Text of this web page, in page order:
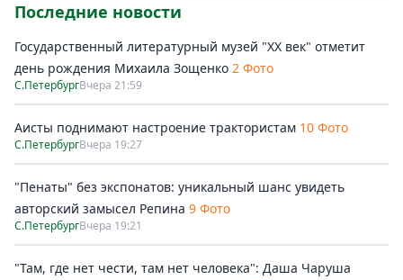
Последние новости
Государственный литературный музей "ХХ век" отметит
день рождения Михаила Зощенко 2 Фото
С.ПетербургВчера 21:59
Аисты поднимают настроение трактористам 10 Фото
С.ПетербургВчера 19:27
"Пенаты" без экспонатов: уникальный шанс увидеть
авторский замысел Репина 9 Фото
С.ПетербургВчера 19:21
"Там, где нет чести, там нет человека": Даша Чаруша